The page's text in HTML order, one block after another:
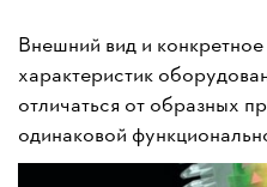
Внешний вид и
характеристик
отличаться от образных
одинаковой